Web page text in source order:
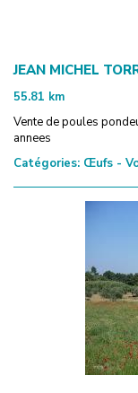
JEAN MICHEL
55.81 km
Vente de poules
annees
Catégories: Œufs -